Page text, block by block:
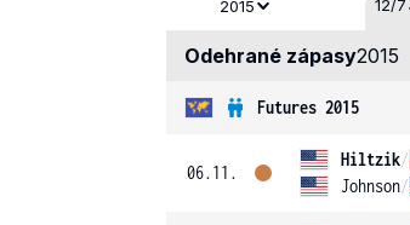
2015 12/7
Odehrané zápasy2015
Futures 2015
06.11.
Hiltzik/
Johnson/